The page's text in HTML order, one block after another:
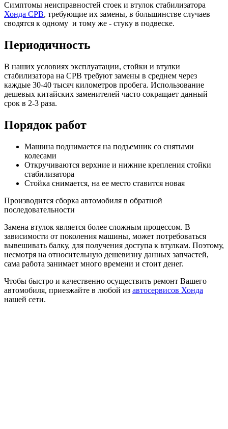
Симптомы неисправностей стоек и втулок стабилизатора
Хонда СРВ, требующие их замены, в большинстве случаев
сводятся к одному и тому же - стуку в подвеске.
Периодичность
В наших условиях эксплуатации, стойки и втулки
стабилизатора на СРВ требуют замены в среднем через
каждые 30-40 тысяч километров пробега. Использование
дешевых китайских заменителей часто сокращает данный
срок в 2-3 раза.
Порядок работ
Машина поднимается на подъемник со снятыми
колесами
Откручиваются верхние и нижние крепления стойки
стабилизатора
Стойка снимается, на ее место ставится новая
Производится сборка автомобиля в обратной
последовательности
Замена втулок является более сложным процессом. В
зависимости от поколения машины, может потребоваться
вывешивать балку, для получения доступа к втулкам. Поэтому,
несмотря на относительную дешевизну данных запчастей,
сама работа занимает много времени и стоит денег.
Чтобы быстро и качественно осуществить ремонт Вашего
автомобиля, приезжайте в любой из автосервисов Хонда
нашей сети.